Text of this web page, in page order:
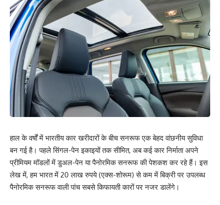
हाल के वर्षों में भारतीय कार खरीदारों के बीच सनरूफ एक बेहद वांछनीय सुविधा
बन गई है। पहले सिंगल-पेन इकाइयों तक सीमित, अब कई कार निर्माता अपने
प्रीमियम मॉडलों में डुअल-पेन या पैनोरमिक सनरूफ की पेशकश कर रहे हैं। इस
लेख में, हम भारत में 20 लाख रुपये (एक्स-शोरूम) से कम में बिक्री पर उपलब्ध
पैनोरमिक सनरूफ वाली पांच सबसे किफायती कारों पर नजर डालेंगे।